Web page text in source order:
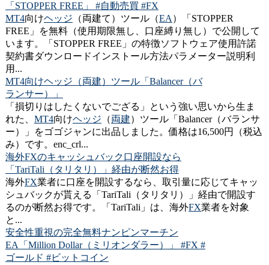
「STOPPER FREE」 #自動売買 #FX
MT4向けヘッジ （両建て）ツール（EA ）「STOPPER
FREE」を無料（使用期限無し、口座縛り無し）で公開して
います。「STOPPER FREE」の特徴ソフトウェア使用許諾
契約書ダウンロードインストール方法パラメーター説明利
用...
MT4向けヘッジ（両建）ツール「Balancer（バ
ランサー）」
「損切りはしたくないでござる」という強い思いから生ま
れた、 MT4向けヘッジ （両建）ツール「Balancer（バランサ
ー）」をゴゴジャンに出品しました。価格は16,500円（税込
み）です。enc_crl...
海外FXのキャッシュバック口座開設なら
「TariTali（タリタリ）」経由が断然お得
海外FX業者に口座を開設するなら、取引量に応じてキャッ
シュバックが貰える「TariTali（タリタリ）」経由で開設す
るのが断然お得です。「TariTali」は、海外FX業者を対象
と...
安全性重視の完全無料ナンピンマーチン
EA「Million Dollar（ミリオンダラー）」 #FX #
ゴールド #ビットコイン